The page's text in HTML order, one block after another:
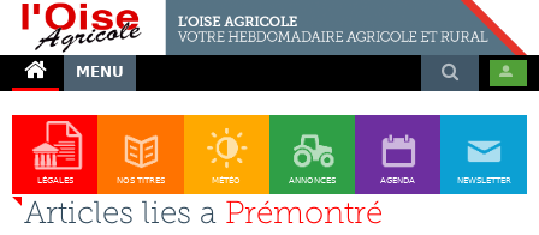
MENU
LÉGALES NOS TITRES MÉTÉO ANNONCES AGENDA NEWSLETTER
Articles lies a Prémontré